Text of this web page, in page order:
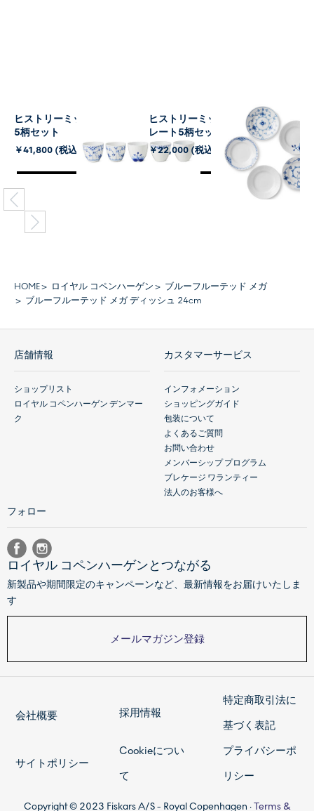
ヒストリーミックス カップ
5柄セット
￥41,800 (税込)
ヒストリーミックス ミニプ
レート5柄セット 11cm
￥22,000 (税込)
HOME ロイヤル コペンハーゲン
ブルーフルーテッド メガ
ブルーフルーテッド メガ ディッシュ 24cm
店舗情報
ショップリスト
ロイヤル コペンハーゲン デンマー
ク
カスタマーサービス
インフォメーション
ショッピングガイド
包装について
よくあるご質問
お問い合わせ
メンバーシップ プログラム
ブレケージ ワランティー
法人のお客様へ
フォロー
ロイヤル コペンハーゲンとつながる
新製品や期間限定のキャンペーンなど、最新情報をお届けいたしま
す
メールマガジン登録
会社概要 採用情報
特定商取引法に
基づく表記
サイトポリシー
Cookieについ
て
プライバシーポ
リシー
Copyright © 2023 Fiskars A/S - Royal Copenhagen ·Terms &